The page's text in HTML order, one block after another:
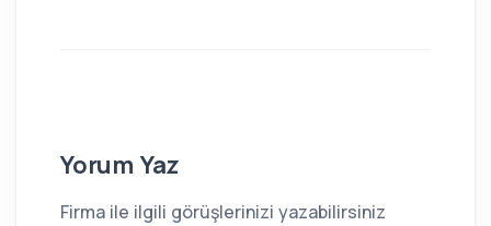
Yorum Yaz
Firma ile ilgili görüşlerinizi yazabilirsiniz